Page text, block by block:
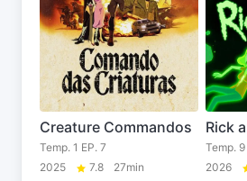
Creature Commandos
Temp. 1 EP. 7
2025
7.8 27min
Rick
Temp. 9
2026